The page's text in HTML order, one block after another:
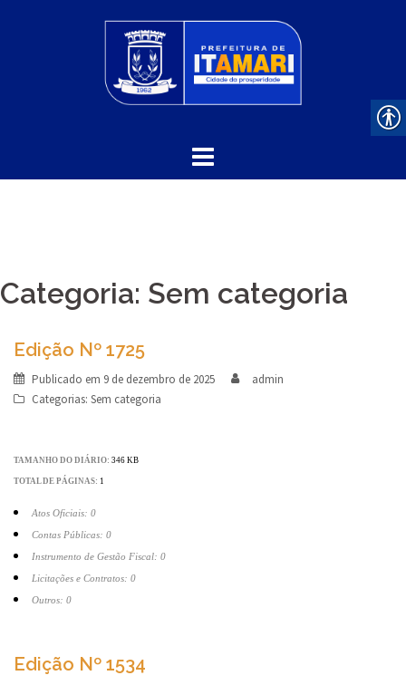
Categoria: Sem categoria
Edição Nº 1725
Publicado em 9 de dezembro de 2025
admin
Categorias: Sem categoria
TAMANHO DO DIÁRIO: 346 KB
TOTAL DE PÁGINAS: 1
Atos Oficiais: 0
Contas Públicas: 0
Instrumento de Gestão Fiscal: 0
Licitações e Contratos: 0
Outros: 0
Edição Nº 1534